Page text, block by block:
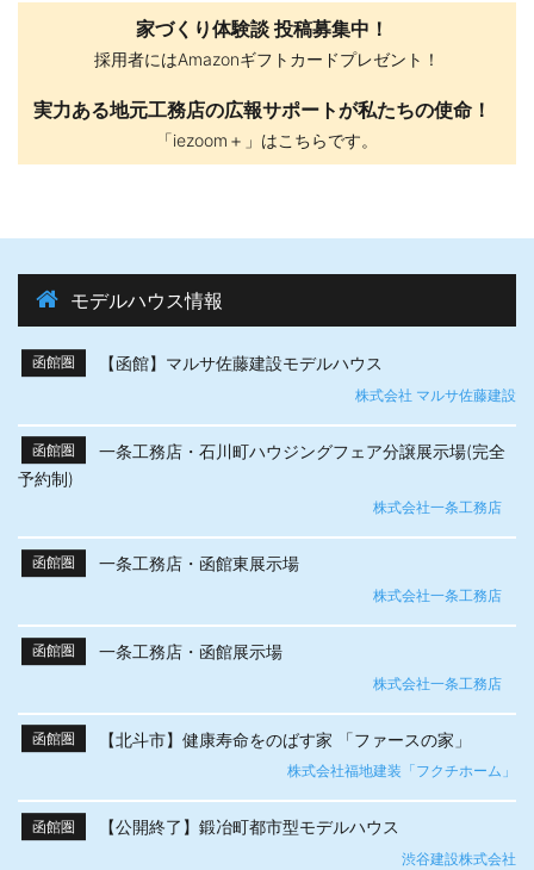
家づくり体験談 投稿募集中！
採用者にはAmazonギフトカードプレゼント！
実力ある地元工務店の広報サポートが私たちの使命！
「iezoom＋」はこちらです。
モデルハウス情報
函館圏 【函館】マルサ佐藤建設モデルハウス
株式会社 マルサ佐藤建設
函館圏
一条工務店・石川町ハウジングフェア分譲展示場(完全
予約制)
株式会社一条工務店
函館圏 一条工務店・函館東展示場
株式会社一条工務店
函館圏 一条工務店・函館展示場
株式会社一条工務店
函館圏 【北斗市】健康寿命をのばす家 「ファースの家」
株式会社福地建装「フクチホーム」
函館圏 【公開終了】鍛冶町都市型モデルハウス
渋谷建設株式会社